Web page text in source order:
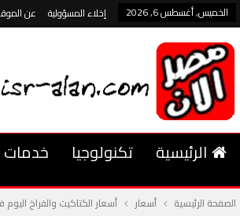
الخميس, أغسطس 6, 2026 إخلاء المسؤولية عن
الرئيسية تكنولوجيا خدمات
الصفحة الرئيسية أسعار أسعار الكتاكيت والفراخ اليوم في مصر بتاريخ 10 مارس 2025